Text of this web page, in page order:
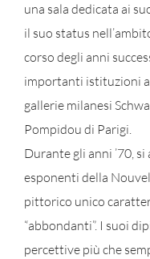
una sala dedicata ai
il suo status
corso degli anni
importanti istituzioni
gallerie milanesi
Pompidou di Parigi.
Durante gli anni ’70,
esponenti della
pittorico unico
“abbondanti”. I suoi
percettive più che